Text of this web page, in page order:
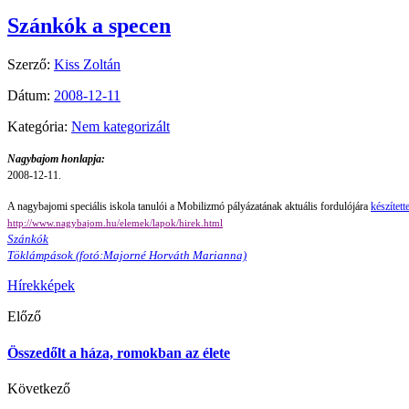
Szánkók a specen
Szerző: Kiss Zoltán
Dátum: 2008-12-11
Kategória: Nem kategorizált
Nagybajom honlapja:
2008-12-11.
A nagybajomi speciális iskola tanulói a Mobilizmó pályázatának aktuális fordulójára
http://www.nagybajom.hu/elemek/lapok/hirek.html
Szánkók
Töklámpások (fotó:Majorné Horváth Marianna)
Hírekképek
Előző
Összedőlt a háza, romokban az élete
Következő